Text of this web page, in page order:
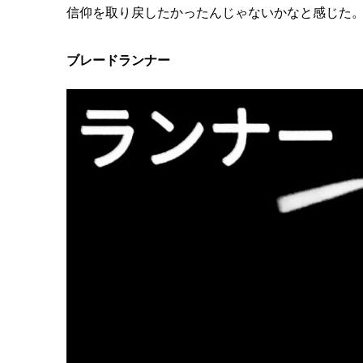
信仰を取り戻したかったんじゃないかなと感じた
ブレードランナー